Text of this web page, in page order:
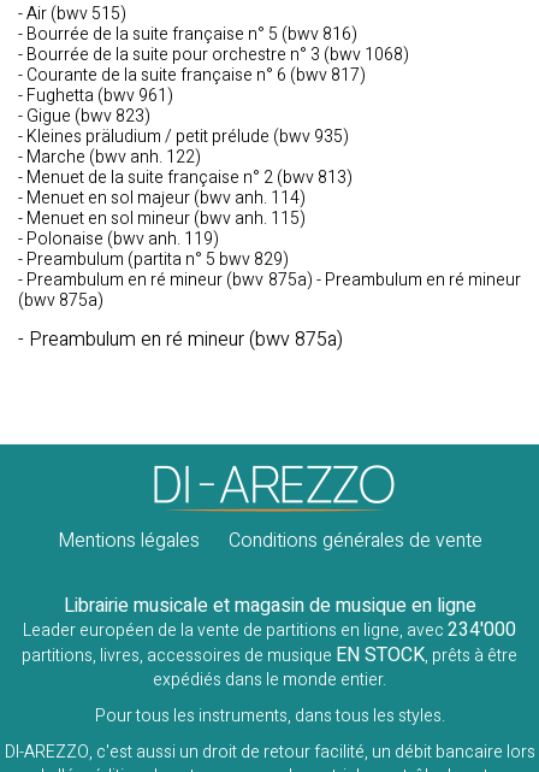
- Air (bwv 515)
- Bourrée de la suite française n° 5 (bwv 816)
- Bourrée de la suite pour orchestre n° 3 (bwv 1068)
- Courante de la suite française n° 6 (bwv 817)
- Fughetta (bwv 961)
- Gigue (bwv 823)
- Kleines präludium / petit prélude (bwv 935)
- Marche (bwv anh. 122)
- Menuet de la suite française n° 2 (bwv 813)
- Menuet en sol majeur (bwv anh. 114)
- Menuet en sol mineur (bwv anh. 115)
- Polonaise (bwv anh. 119)
- Preambulum (partita n° 5 bwv 829)
- Preambulum en ré mineur (bwv 875a) - Preambulum en ré mineur
(bwv 875a)
- Preambulum en ré mineur (bwv 875a)
Mentions légales Conditions générales de vente
Librairie musicale et magasin de musique en ligne
Leader européen de la vente de partitions en ligne, avec234'000
partitions, livres, accessoires de musique EN STOCK, prêts à être
expédiés dans le monde entier.
Pour tous les instruments, dans tous les styles.
DI-AREZZO, c'est aussi un droit de retour facilité, un débit bancaire lors